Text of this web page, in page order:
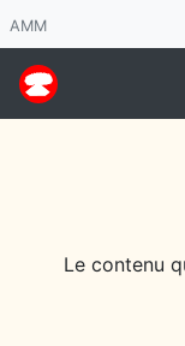
AMM
Le contenu